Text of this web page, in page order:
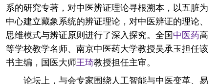
系的研究专著，对中医辨证理论寻根溯本，以五脏为
中心建立藏象系统的辨证理论，对中医辨证的理论、
思维模式与辨证原则进行了深入探究。全国中医药高
等学校教学名师、南京中医药大学教授吴承玉担任该
书主编，国医大师王琦教授担任主审。
论坛上，与会专家围绕人工智能与中医变革、易